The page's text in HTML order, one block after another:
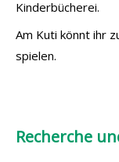
Kinderbücherei.
Am Kuti könnt ihr
spielen.
Recherche